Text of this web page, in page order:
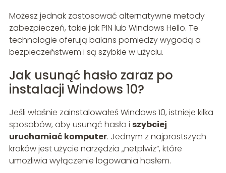
Możesz jednak zastosować alternatywne metody
zabezpieczeń, takie jak PIN lub Windows Hello. Te
technologie oferują balans pomiędzy wygodą a
bezpieczeństwem i są szybkie w użyciu.
Jak usunąć hasło zaraz po
instalacji Windows 10?
Jeśli właśnie zainstalowałeś Windows 10, istnieje kilka
sposobów, aby usunąć hasło i szybciej
uruchamiać komputer. Jednym z najprostszych
kroków jest użycie narzędzia „netplwiz”, które
umożliwia wyłączenie logowania hasłem.